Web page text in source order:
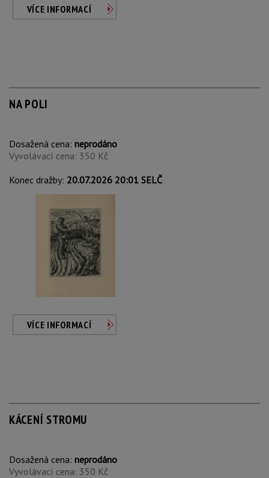
VÍCE INFORMACÍ
NA POLI
Dosažená cena: neprodáno
Vyvolávací cena: 350 Kč
Konec dražby: 20.07.2026 20:01 SELČ
VÍCE INFORMACÍ
KÁCENÍ STROMU
Dosažená cena: neprodáno
Vyvolávací cena: 350 Kč